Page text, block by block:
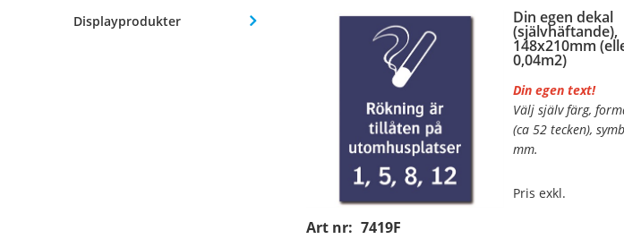
Displayprodukter
OBS!
Din egen dekal
(självhäftande),
148x210mm
0,04m2)
Art nr: 7419F
Din egen text!
Välj själv färg,
(ca 52 tecken),
mm.
Material:
Pris exkl.